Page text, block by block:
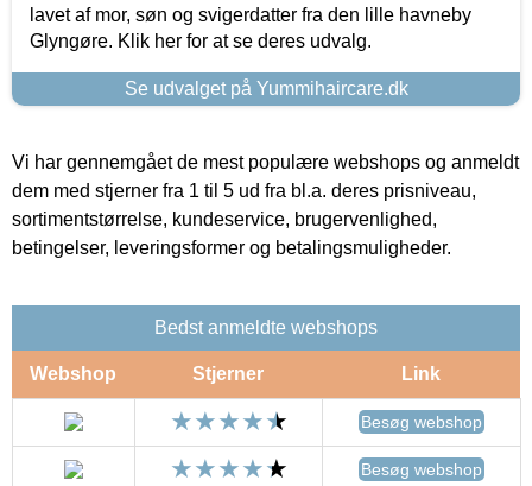
lavet af mor, søn og svigerdatter fra den lille havneby
Glyngøre. Klik her for at se deres udvalg.
Se udvalget på Yummihaircare.dk
Vi har gennemgået de mest populære webshops og anmeldt
dem med stjerner fra 1 til 5 ud fra bl.a. deres prisniveau,
sortimentstørrelse, kundeservice, brugervenlighed,
betingelser, leveringsformer og betalingsmuligheder.
Bedst anmeldte webshops
Webshop Stjerner Link
Besøg webshop
Besøg webshop